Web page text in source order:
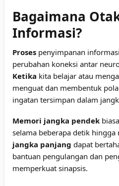
Bagaimana
Informasi?
Proses penyimpanan
perubahan koneksi antar
Ketika kita belajar atau
menguat dan membentuk
ingatan tersimpan dalam
Memori jangka pendek
selama beberapa detik hingga
jangka panjang dapat
bantuan pengulangan dan
memperkuat sinapsis.